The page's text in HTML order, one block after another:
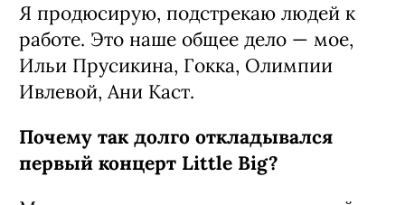
Я продюсирую, подстрекаю людей к
работе. Это наше общее дело — мое,
Ильи Прусикина, Гокка, Олимпии
Ивлевой, Ани Каст.
Почему так долго откладывался
первый концерт Little Big?